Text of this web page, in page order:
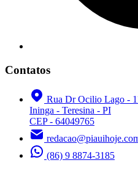
Contatos
Rua Dr Ocilio Lago -
Ininga - Teresina - PI
CEP - 64049765
(86) 9 8874-3185